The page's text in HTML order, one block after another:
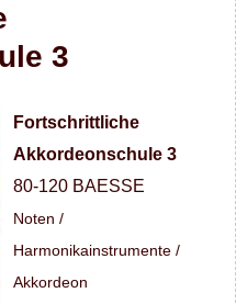
3
Fortschrittliche
Akkordeonschule 3
80-120 BAESSE
Noten /
Harmonikainstrumente /
Akkordeon